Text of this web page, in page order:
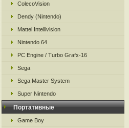
ColecoVision
Dendy (Nintendo)
Mattel Intellivision
Nintendo 64
PC Engine / Turbo Grafx-16
Sega
Sega Master System
Super Nintendo
Портативные
Game Boy